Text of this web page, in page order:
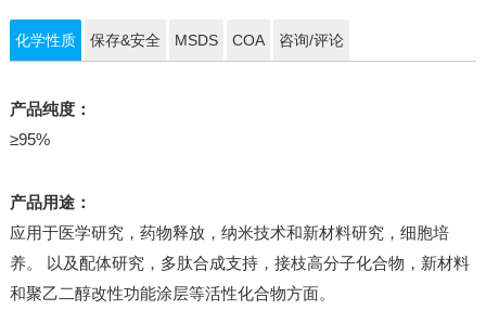
化学性质 保存&安全 MSDS COA 咨询/评论
产品纯度：
≥95%
产品用途：
应用于医学研究，药物释放，纳米技术和新材料研究，细胞培
养。 以及配体研究，多肽合成支持，接枝高分子化合物，新材料
和聚乙二醇改性功能涂层等活性化合物方面。